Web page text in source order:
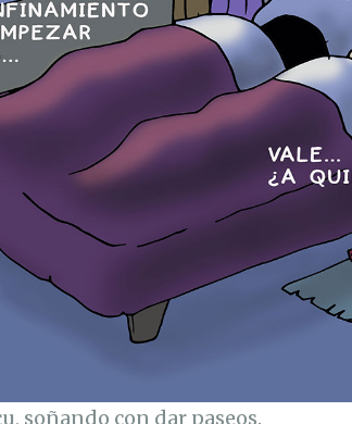
soñando con dar paseos.